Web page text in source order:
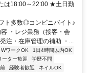
は18:00～22:00 ★土日勤
ト多数◎コンビニバイト♪
・レジ業務（接客・会
注・在庫管理の補助 ・...
ワークOK
1日4時間以内OK
ーター歓迎
学歴不問
経験者歓迎
ネイルOK